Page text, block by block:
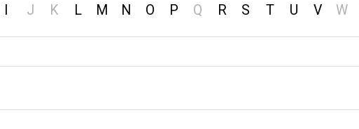
Jno
Kno
L M N O P Qno
R S T U V Wno